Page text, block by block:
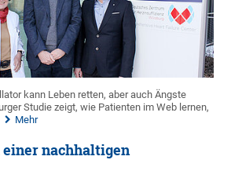
kann Leben retten, aber auch Ängste
Studie zeigt, wie Patienten im Web lernen,
Mehr
einer nachhaltigen